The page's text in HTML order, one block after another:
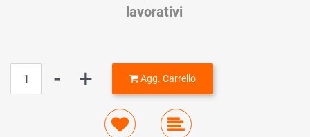
lavorativi
Quantità Agg. Carrello